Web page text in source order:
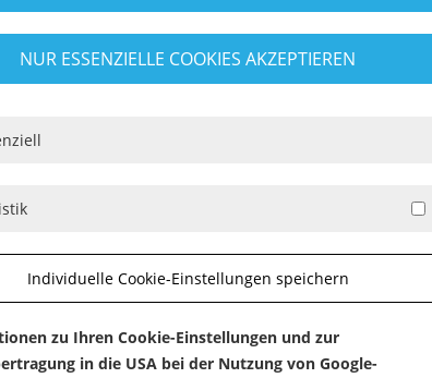
NUR ESSENZIELLE COOKIES AKZEPTIEREN
Individuelle Cookie-Einstellungen speichern
zu Ihren Cookie-Einstellungen und zur
in die USA bei der Nutzung von Google-